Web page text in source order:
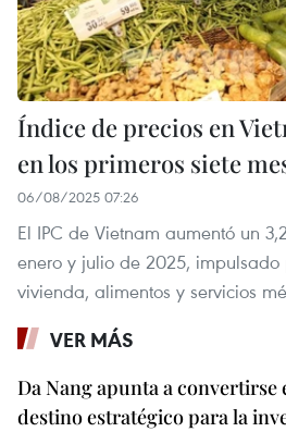
Índice de precios en
en los primeros siete
06/08/2025 07:26
El IPC de Vietnam aumentó un
enero y julio de 2025,
vivienda, alimentos y servicios
VER MÁS
Da Nang apunta a convertirse
destino estratégico para la